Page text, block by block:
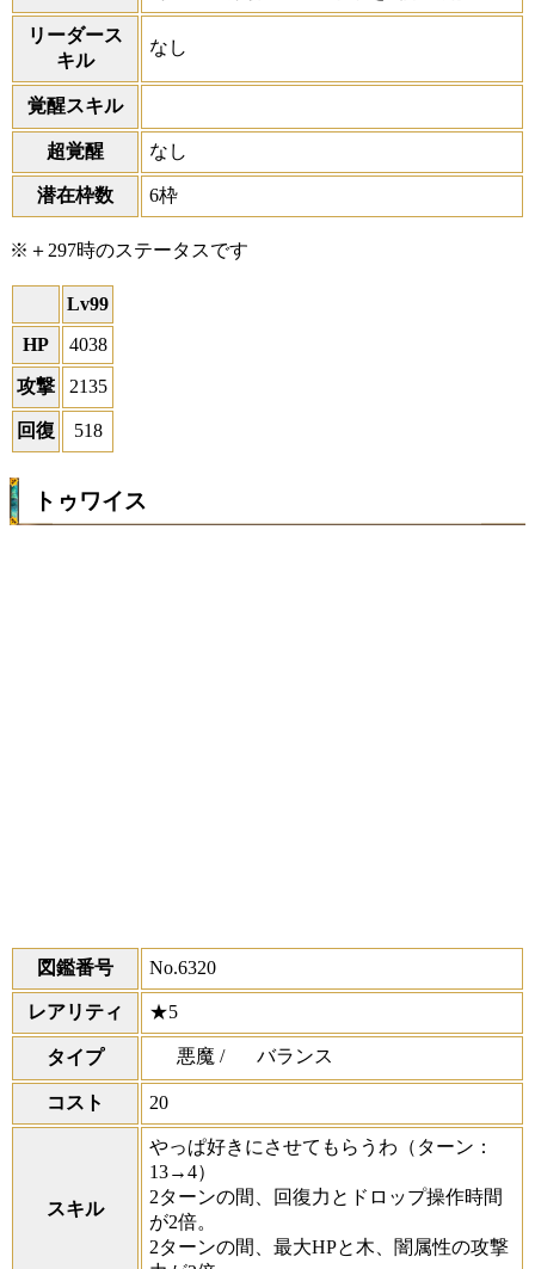
リーダース
キル
なし
覚醒スキル
超覚醒 なし
潜在枠数 6枠
※＋297時のステータスです
Lv99
HP
4038
攻撃 2135
回復 518
トゥワイス
図鑑番号 No.6320
レアリティ ★5
タイプ 悪魔 / バランス
コスト 20
スキル
やっぱ好きにさせてもらうわ （ターン：
13→4）
2ターンの間、回復力とドロップ操作時間
が2倍。
2ターンの間、最大HPと木、闇属性の攻撃